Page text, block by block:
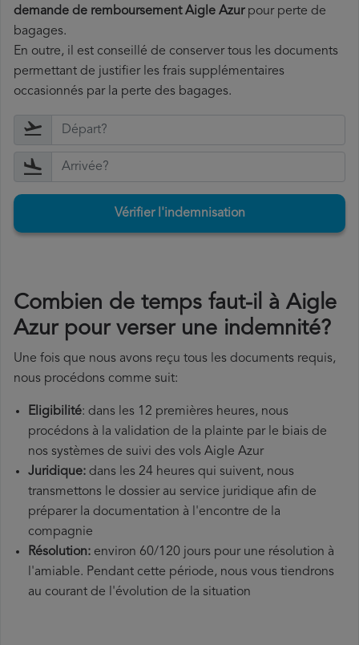
demande de remboursement Aigle Azurpour perte de
bagages.
En outre, il est conseillé de conserver tous les documents
permettant de justifier les frais supplémentaires
occasionnés par la perte des bagages.
Vérifier l'indemnisation
Combien de temps faut-il à Aigle
Azur pour verser une indemnité?
Une fois que nous avons reçu tous les documents requis,
nous procédons comme suit:
Eligibilité: dans les 12 premières heures, nous
procédons à la validation de la plainte par le biais de
nos systèmes de suivi des vols Aigle Azur
Juridique: dans les 24 heures qui suivent, nous
transmettons le dossier au service juridique afin de
préparer la documentation à l'encontre de la
compagnie
Résolution: environ 60/120 jours pour une résolution à
l'amiable. Pendant cette période, nous vous tiendrons
au courant de l'évolution de la situation